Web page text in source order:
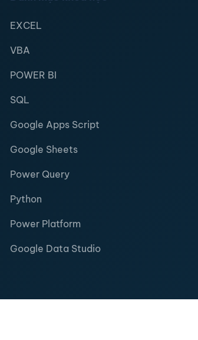
EXCEL
VBA
POWER BI
SQL
Google Apps Script
Google Sheets
Power Query
Python
Power Platform
Google Data Studio